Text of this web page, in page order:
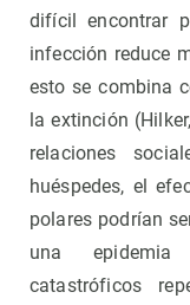
difícil encontrar
infección reduce
esto se combina
la extinción
relaciones
huéspedes, el
polares podrían
una epidemia
catastróficos